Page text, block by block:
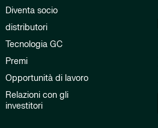
Diventa socio
distributori
Tecnologia GC
Premi
Opportunità di lavoro
Relazioni con gli
investitori